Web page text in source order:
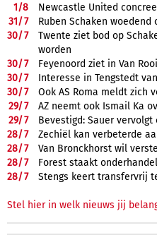
1/8
Newcastle United
31/7
Ruben Schaken woedend
30/7
Twente ziet bod op
worden
30/7
Feyenoord ziet in Van
30/7
Interesse in Tengstedt
30/7
Ook AS Roma meldt zich
29/7
AZ neemt ook Ismail Ka
29/7
Bevestigd: Sauer
28/7
Zechiël kan verbeterde
28/7
Van Bronckhorst wil
28/7
Forest staakt
28/7 Stengs keert transfervrij
Stel hier in welk nieuws jij